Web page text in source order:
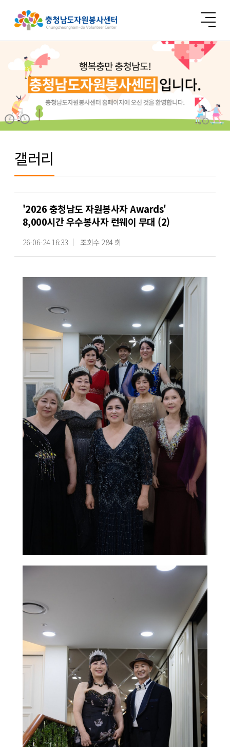
갤러리
'2026 충청남도 자원봉사자 Awards'
8,000시간 우수봉사자 런웨이 무대 (2)
26-06-24 16:33 조회수 284 회